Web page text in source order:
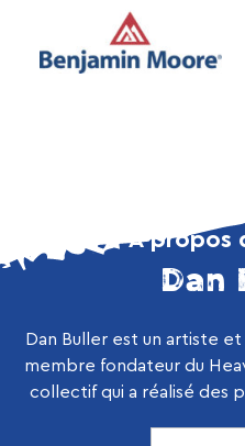
À propos
Dan
Dan Buller est un artiste
membre fondateur du
collectif qui a réalisé des